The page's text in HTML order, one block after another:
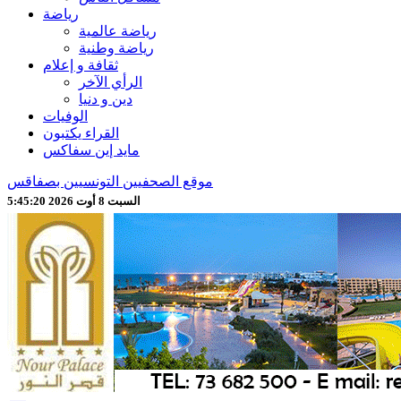
رياضة
رياضة عالمية
رياضة وطنية
ثقافة و إعلام
الرأي الآخر
دين و دنيا
الوفيات
القراء يكتبون
مايد إين سفاكس
موقع الصحفيين التونسيين بصفاقس
السبت 8 أوت 2026 5:45:22